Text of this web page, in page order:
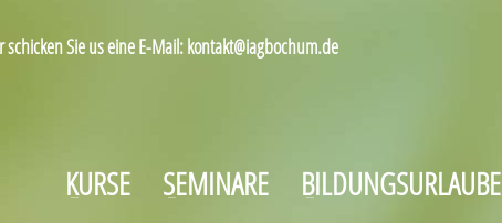
Sie us eine E-Mail: kontakt@iagbochum.de
KURSE SEMINARE BILDUNGSURLAUBE